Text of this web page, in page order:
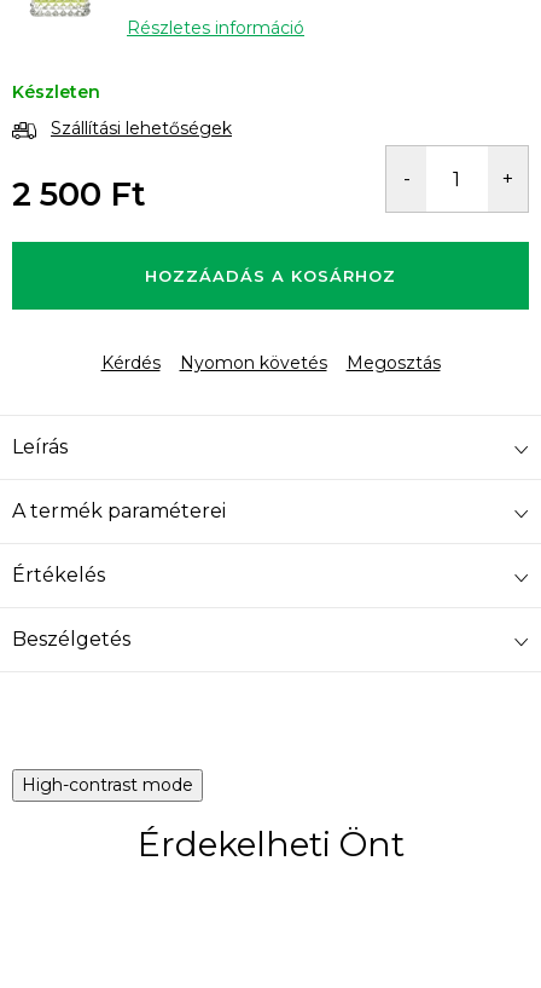
Részletes információ
Készleten
Szállítási lehetőségek
2 500 Ft
HOZZÁADÁS A KOSÁRHOZ
Kérdés Nyomon követés Megosztás
Leírás
A termék paraméterei
Értékelés
Beszélgetés
High-contrast mode
Érdekelheti Önt